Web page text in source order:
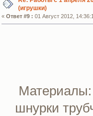
(игрушки)
«Ответ #9 : 01 Август 2012,
Материалы:
шнурки